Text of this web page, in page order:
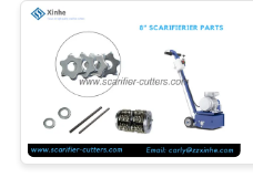
Airtec
per